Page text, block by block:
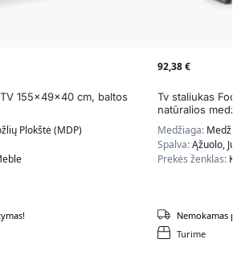
155x49x40 cm, baltos
Plokštė (MDP)
92,38€
Tv staliukas
natūralios
Medžiaga:
Spalva:Ąžuolo,
Prekės ženklas:
Turime
Nemokamas